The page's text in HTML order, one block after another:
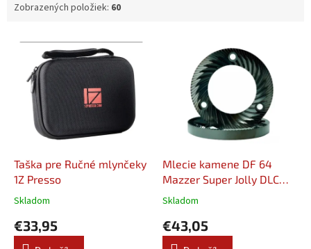
Zobrazených položiek: 60
Taška pre Ručné mlynčeky
1Z Presso
Skladom
€33,95
Mlecie kamene DF 64
Mazzer Super Jolly DLC
64mm
Skladom
€43,05